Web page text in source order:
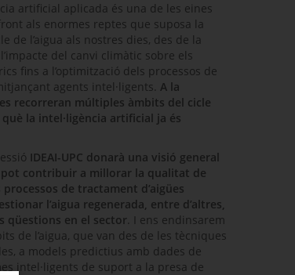
artificial aplicada és una de les eines
als enormes reptes que suposa la
de l’aigua als nostres dies, des de la
del canvi climàtic sobre els
fins a l’optimització dels processos de
agents intel·ligents. A la
recorreran múltiples àmbits del cicle
què la intel·ligència artificial ja és
IDEAI-UPC donarà una visió general
pot contribuir a millorar la qualitat de
processos de tractament d’aigües
l’aigua regenerada, entre d’altres,
qüestions en el sector. I ens endinsarem
de l’aigua, que van des de les tècniques
a models predictius amb dades de
intel·ligents de suport a la presa de